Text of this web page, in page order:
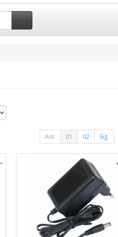
Ant. 01 02 Sig.